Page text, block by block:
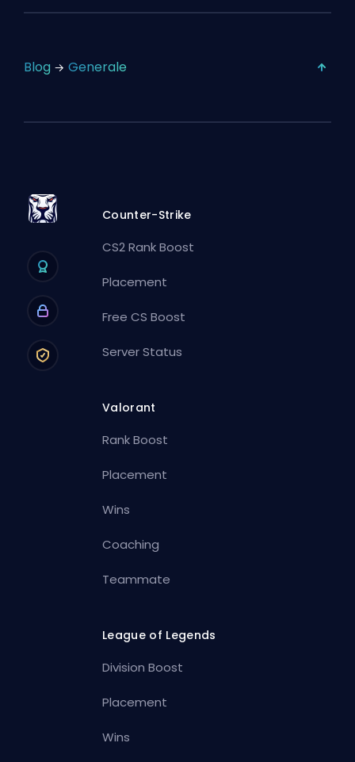
Blog Generale
Counter-Strike
CS2 Rank Boost
Placement
Free CS Boost
Server Status
Valorant
Rank Boost
Placement
Wins
Coaching
Teammate
League of Legends
Division Boost
Placement
Wins